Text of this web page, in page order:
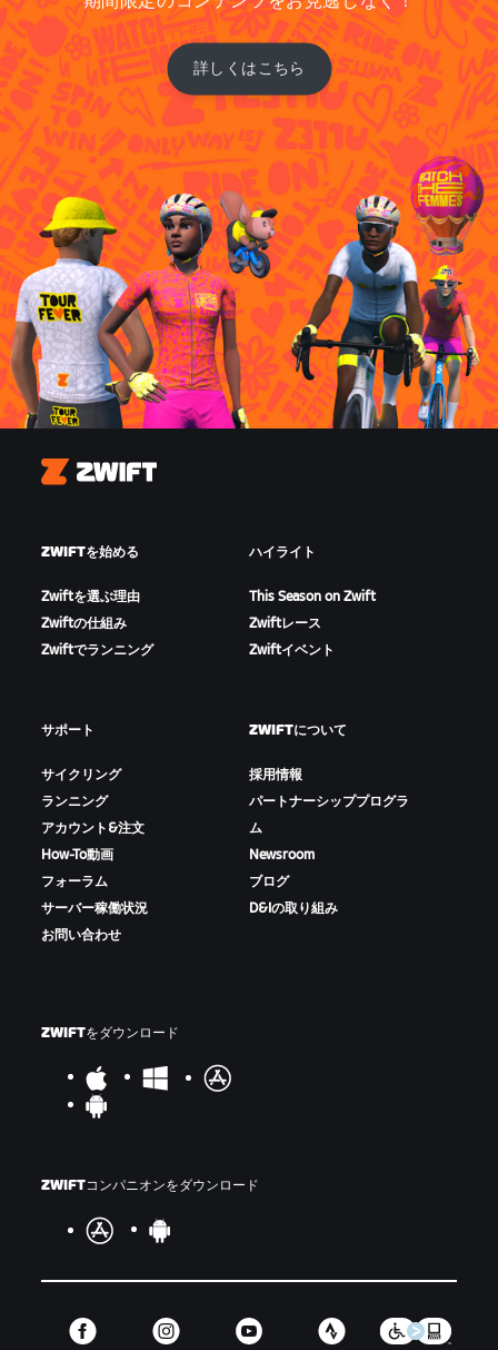
詳しくはこちら
Zwift
ZWIFTを始める
Zwiftを選ぶ理由
Zwiftの仕組み
Zwiftでランニング
ハイライト
This Season on Zwift
Zwiftレース
Zwiftイベント
サポート
サイクリング
ランニング
アカウント&注文
How-To動画
フォーラム
サーバー稼働状況
お問い合わせ
ZWIFTについて
採用情報
パートナーシッププログラ
ム
Newsroom
ブログ
D&Iの取り組み
ZWIFTをダウンロード
ZWIFTコンパニオンをダウンロード